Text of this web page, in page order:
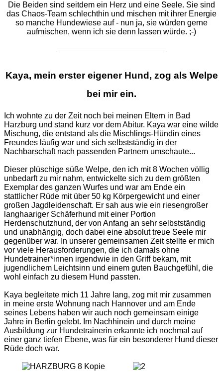
Die Beiden sind seitdem ein Herz und eine Seele. Sie sind
das Chaos-Team schlechthin und mischen mit ihrer Energie
so manche Hundewiese auf - nun ja, sie würden gerne
aufmischen, wenn ich sie denn lassen würde. ;-)
Kaya, mein erster eigener Hund, zog als Welpe
bei mir ein.
Ich wohnte zu der Zeit noch bei meinen Eltern in Bad
Harzburg und stand kurz vor dem Abitur. Kaya war eine wilde
Mischung, die entstand als die Mischlings-Hündin eines
Freundes läufig war und sich selbstständig in der
Nachbarschaft nach passenden Partnern umschaute...
Dieser plüschige süße Welpe, den ich mit 8 Wochen völlig
unbedarft zu mir nahm, entwickelte sich zu dem größten
Exemplar des ganzen Wurfes und war am Ende ein
stattlicher Rüde mit über 50 kg Körpergewicht und einer
großen Jagdleidenschaft. Er sah aus wie ein riesengroßer
langhaariger Schäferhund mit einer Portion
Herdenschutzhund, der von Anfang an sehr selbstständig
und unabhängig, doch dabei eine absolut treue Seele mir
gegenüber war. In unserer gemeinsamen Zeit stellte er mich
vor viele Herausforderungen, die ich damals ohne
Hundetrainer*innen irgendwie in den Griff bekam, mit
jugendlichem Leichtsinn und einem guten Bauchgefühl, die
wohl einfach zu diesem Hund passten.
Kaya begleitete mich 11 Jahre lang, zog mit mir zusammen
in meine erste Wohnung nach Hannover und am Ende
seines Lebens haben wir auch noch gemeinsam einige
Jahre in Berlin gelebt. Im Nachhinein und durch meine
Ausbildung zur Hundetrainerin erkannte ich nochmal auf
einer ganz tiefen Ebene, was für ein besonderer Hund dieser
Rüde doch war.